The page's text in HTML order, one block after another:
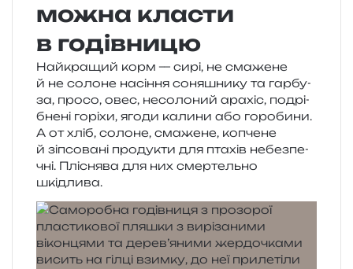
можна класти
в годівницю
Найкращий корм — сирі, не сма­же­не
й не соло­не насі­н­ня соня­шни­ку та гар­бу­
за, просо, овес, несо­ло­ний ара­хіс, подрі­
бне­ні горі­хи, ягоди кали­ни або горо­би­ни.
А от хліб, соло­не, сма­же­не, копче­не
й зіпсо­ва­ні про­ду­кти для пта­хів небез­пе­
чні. Пліснява для них смер­тель­но
шкідлива.